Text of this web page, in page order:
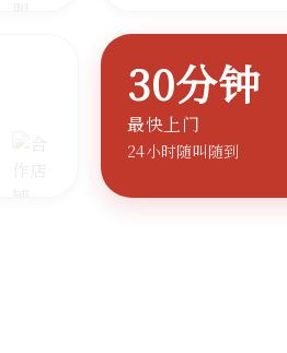
30分钟
最快上门
24小时随叫随到